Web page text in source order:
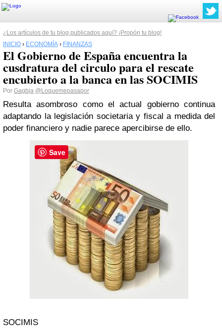
¿Los artículos de tu blog publicados aquí? ¡Propón tu blog!
INICIO › ECONOMÍA › FINANZAS
El Gobierno de España encuentra la
cusdratura del circulo para el rescate
encubierto a la banca en las SOCIMIS
Por Gagbja @Loquemepasapor
Resulta asombroso como el actual gobierno continua
adaptando la legislación societaria y fiscal a medida del
poder financiero y nadie parece apercibirse de ello.
SOCIMIS
Save